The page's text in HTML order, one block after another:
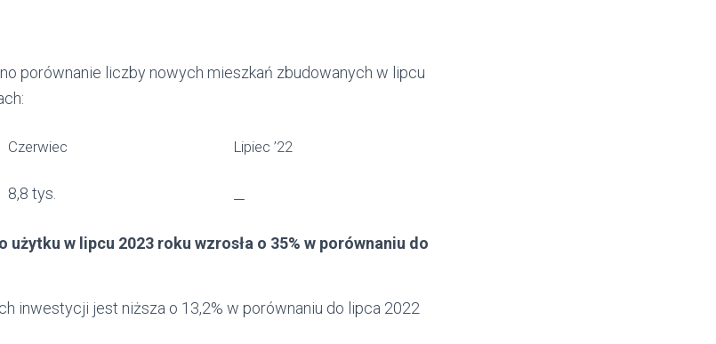
porównanie liczby nowych mieszkań zbudowanych w lipcu
Czerwiec Lipiec ’22
8,8 tys. —
w lipcu 2023 roku wzrosła o 35% w porównaniu do
inwestycji jest niższa o 13,2% w porównaniu do lipca 2022